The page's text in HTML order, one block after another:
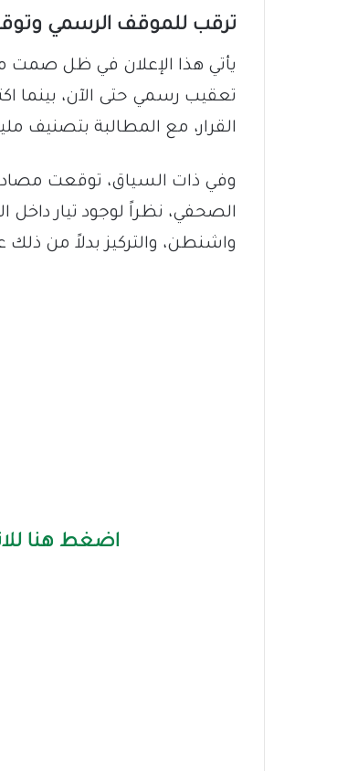
​ترقب للموقف الرسمي
​يأتي هذا الإعلان في ظل صمت
تعقيب رسمي حتى الآن، بينما
القرار، مع المطالبة بتصنيف
وفي ذات السياق، توقعت
الصحفي، نظراً لوجود تيار
واشنطن، والتركيز بدلاً من ذلك
اضغط هنا